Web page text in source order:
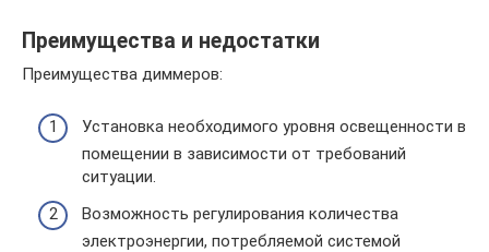
Преимущества и недостатки
Преимущества диммеров:
Установка необходимого уровня освещенности в
помещении в зависимости от требований
ситуации.
Возможность регулирования количества
электроэнергии, потребляемой системой